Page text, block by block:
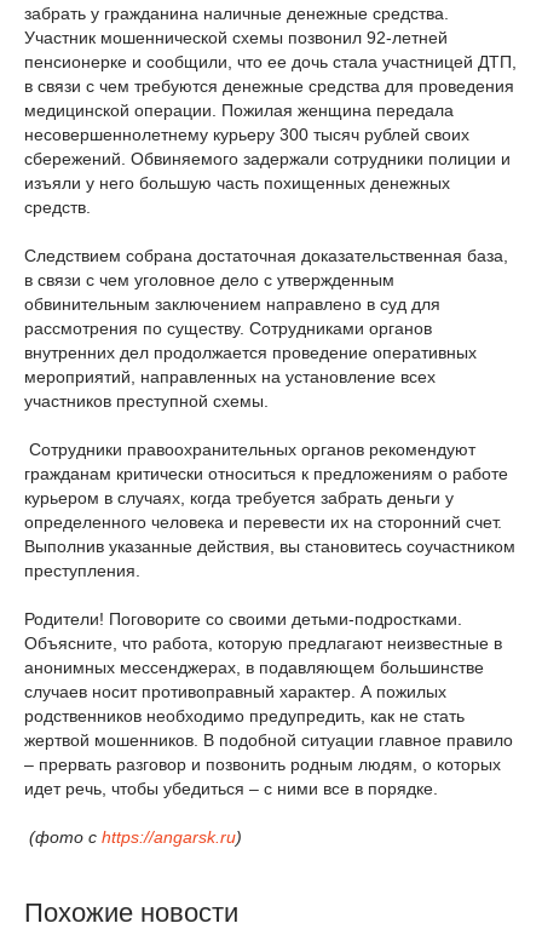
забрать у гражданина наличные денежные средства.
Участник мошеннической схемы позвонил 92-летней
пенсионерке и сообщили, что ее дочь стала участницей ДТП,
в связи с чем требуются денежные средства для проведения
медицинской операции. Пожилая женщина передала
несовершеннолетнему курьеру 300 тысяч рублей своих
сбережений. Обвиняемого задержали сотрудники полиции и
изъяли у него большую часть похищенных денежных
средств.
Следствием собрана достаточная доказательственная база,
в связи с чем уголовное дело с утвержденным
обвинительным заключением направлено в суд для
рассмотрения по существу. Сотрудниками органов
внутренних дел продолжается проведение оперативных
мероприятий, направленных на установление всех
участников преступной схемы.
Сотрудники правоохранительных органов рекомендуют
гражданам критически относиться к предложениям о работе
курьером в случаях, когда требуется забрать деньги у
определенного человека и перевести их на сторонний счет.
Выполнив указанные действия, вы становитесь соучастником
преступления.
Родители! Поговорите со своими детьми-подростками.
Объясните, что работа, которую предлагают неизвестные в
анонимных мессенджерах, в подавляющем большинстве
случаев носит противоправный характер. А пожилых
родственников необходимо предупредить, как не стать
жертвой мошенников. В подобной ситуации главное правило
– прервать разговор и позвонить родным людям, о которых
идет речь, чтобы убедиться – с ними все в порядке.
(фото с https://angarsk.ru)
Похожие новости